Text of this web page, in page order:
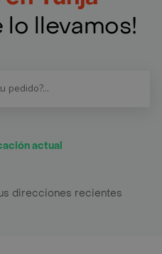
lo llevamos!
actual
direcciones recientes